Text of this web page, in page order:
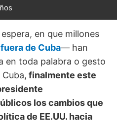
en que millones
fuera de Cuba― han
en toda palabra o gesto
finalmente este
los cambios que
de EE.UU. hacia